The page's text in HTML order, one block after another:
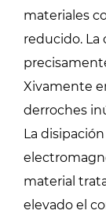
materiales
reducido. La
Xivamente
derroches
La
material
elevado el